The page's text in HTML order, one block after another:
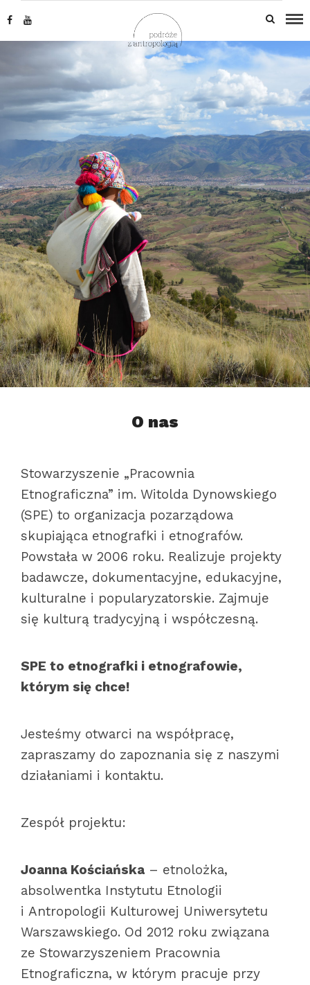
O nas
Stowarzyszenie „Pracownia
Etnograficzna” im. Witolda Dynowskiego
(SPE) to organizacja pozarządowa
skupiająca etnografki i etnografów.
Powstała w 2006 roku. Realizuje projekty
badawcze, dokumentacyjne, edukacyjne,
kulturalne i popularyzatorskie. Zajmuje
się kulturą tradycyjną i współczesną.
SPE to etnografki i etnografowie,
którym się chce!
Jesteśmy otwarci na współpracę,
zapraszamy do zapoznania się z naszymi
działaniami i kontaktu.
Zespół projektu:
Joanna Kościańska– etnolożka,
absolwentka Instytutu Etnologii
i Antropologii Kulturowej Uniwersytetu
Warszawskiego. Od 2012 roku związana
ze Stowarzyszeniem Pracownia
Etnograficzna, w którym pracuje przy